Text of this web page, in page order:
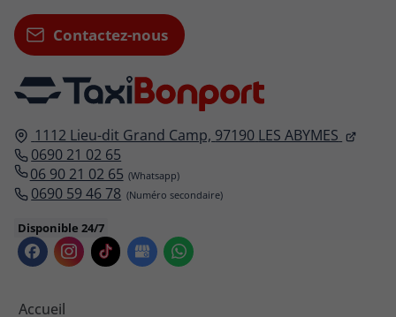
1112 Lieu-dit Grand Camp, 97190 LES ABYMES
0690 21 02 65
06 90 21 02 65
0690 59 46 78
Disponible 24/7
Accueil
Contactez-nous